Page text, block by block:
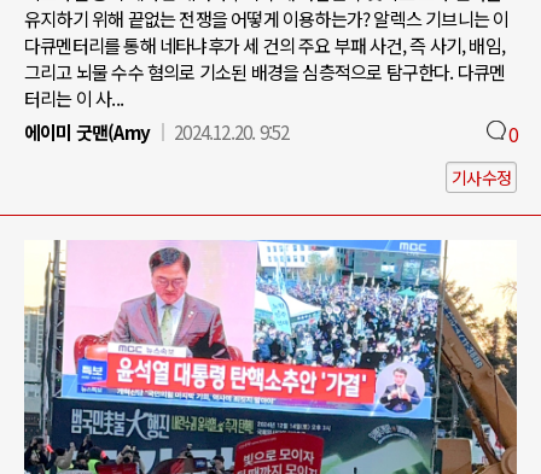
유지하기 위해 끝없는 전쟁을 어떻게 이용하는가? 알렉스 기브니는 이
다큐멘터리를 통해 네타냐후가 세 건의 주요 부패 사건, 즉 사기, 배임,
그리고 뇌물 수수 혐의로 기소된 배경을 심층적으로 탐구한다. 다큐멘
터리는 이 사...
에이미 굿맨(Amy
2024.12.20. 9:52 0
기사수정